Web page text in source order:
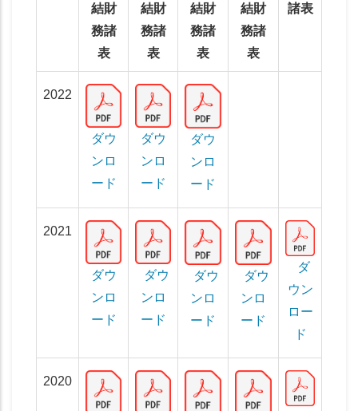
結財
務諸
表
結財
務諸
表
結財
務諸
表
結財
務諸
表
諸表
2022
ダウ
ンロ
ード
ダウ
ンロ
ード
ダウ
ンロ
ード
2021
ダウ
ンロ
ード
ダウ
ンロ
ード
ダウ
ンロ
ード
ダウ
ンロ
ード
ダ
ウン
ロー
ド
2020